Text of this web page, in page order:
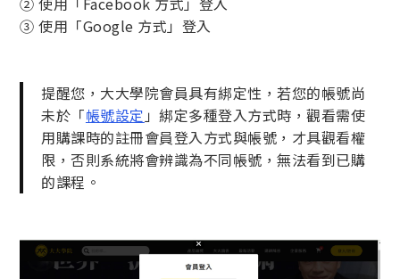
③ 使用「Google 方式」登入
提醒您，大大學院會員具有綁定性，若您的帳號尚
未於「帳號設定 」綁定多種登入方式時，觀看需使
用購課時的註冊會員登入方式與帳號，才具觀看權
限，否則系統將會辨識為不同帳號，無法看到已購
的課程。